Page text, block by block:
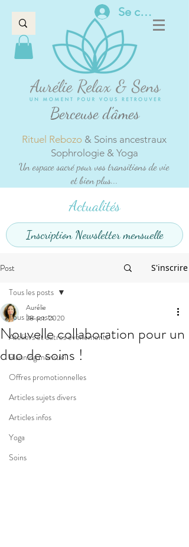
Se connecter
Berceuse d'âmes
Rituel Rebozo & Soins ancestraux
Sophrologie & Yoga
Un espace sacré pour vos transitions de vie
et bien plus...
Actualités
Inscription Newsletter mensuelle
Post S'inscrire
Tous les posts
Ateliers et autres événements
Planning mensuel
Offres promotionnelles
Articles sujets divers
Articles infos
Yoga
Soins
Tous les posts
Nouvelle collaboration pour un
duo de soins !
Aurélie
28 oct. 2020